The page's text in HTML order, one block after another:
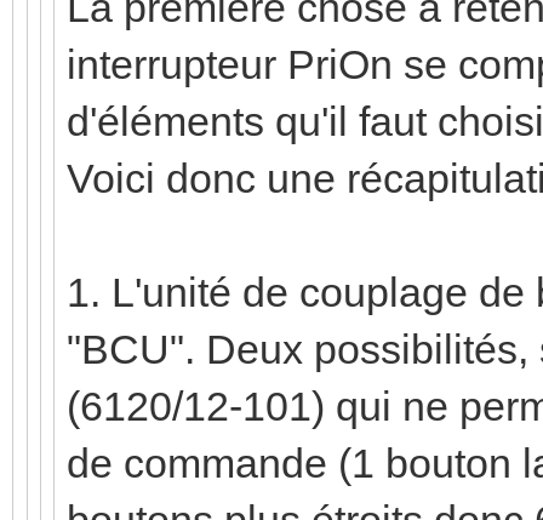
interrupteur PriOn se
d'éléments qu'il faut
Voici donc une
1. L'unité de couplage
"BCU". Deux
(6120/12-101) qui ne
de commande (1 bouton